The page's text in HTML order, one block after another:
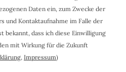
Daten ein, zum Zwecke der
und Kontaktaufnahme im Falle der
bekannt, dass ich diese Einwilligung
mit Wirkung für die Zukunft
, Impressum)